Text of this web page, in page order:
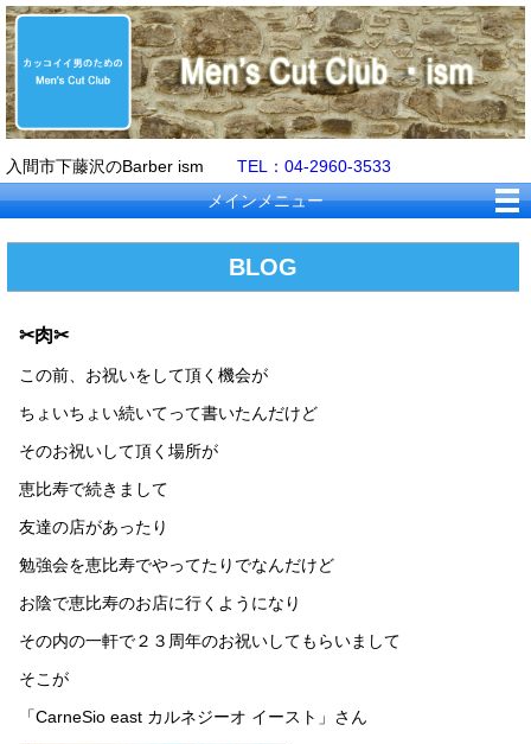
入間市下藤沢のBarber ism TEL：04-2960-3533
メインメニュー
BLOG
✂肉✂
この前、お祝いをして頂く機会が
ちょいちょい続いてって書いたんだけど
そのお祝いして頂く場所が
恵比寿で続きまして
友達の店があったり
勉強会を恵比寿でやってたりでなんだけど
お陰で恵比寿のお店に行くようになり
その内の一軒で２３周年のお祝いしてもらいまして
そこが
「CarneSio east カルネジーオ イースト」さん